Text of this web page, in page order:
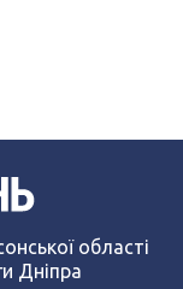
області
Дніпра